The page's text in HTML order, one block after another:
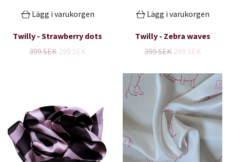
Lägg i varukorgen
Twilly - Strawberry dots
399 SEK 299 SEK
Lägg i varukorgen
Twilly - Zebra waves
399 SEK 299 SEK